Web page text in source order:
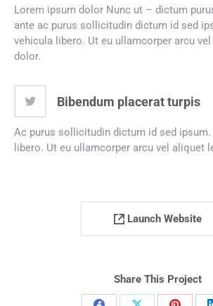
Lorem ipsum dolor Nunc ut – dictum
ante ac purus sollicitudin dictum id sed
vehicula libero. Ut eu ullamcorper arcu
dolor.
Bibendum placerat turpis
Ac purus sollicitudin dictum id sed ipsum.
libero. Ut eu ullamcorper arcu vel aliquet
Launch Website
Share This Project